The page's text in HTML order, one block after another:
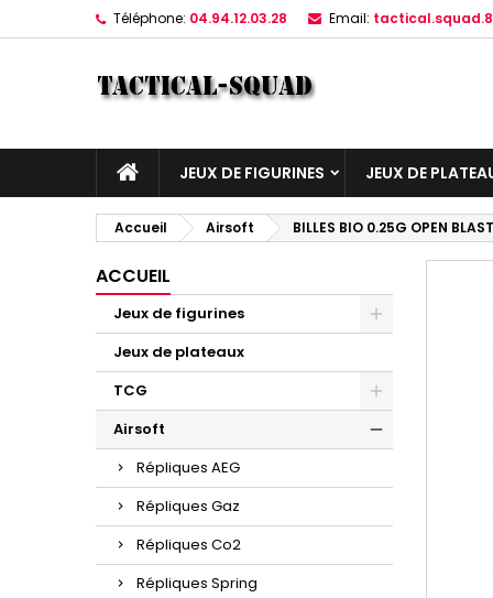
Téléphone: 04.94.12.03.28 Email:
JEUX DE FIGURINES JEUX DE
Accueil Airsoft BILLES BIO 0.25G OPEN
ACCUEIL
Jeux de figurines
Jeux de plateaux
TCG
Airsoft
Répliques AEG
Répliques Gaz
Répliques Co2
Répliques Spring